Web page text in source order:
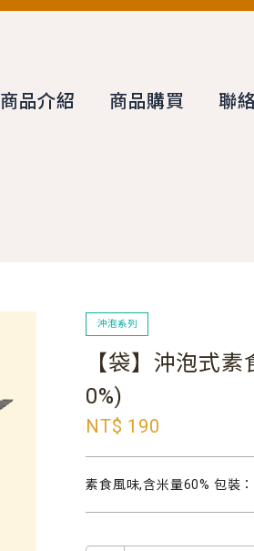
商品介紹 商品購買 聯
沖泡系列
【袋】沖泡式
0%)
NT$ 190
素食風味,含米量60% 包裝